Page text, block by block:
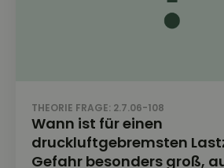
THEORIE FRAGE: 2.7.06-108
Wann ist für einen
druckluftgebremsten
Gefahr besonders groß,